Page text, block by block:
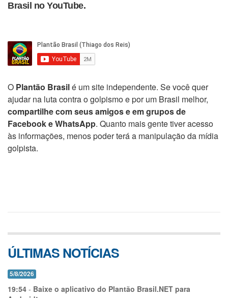
Brasil no YouTube.
O Plantão Brasilé um site independente. Se você quer
ajudar na luta contra o golpismo e por um Brasil melhor,
compartilhe com seus amigos e em grupos de
Facebook e WhatsApp. Quanto mais gente tiver acesso
às informações, menos poder terá a manipulação da mídia
golpista.
ÚLTIMAS NOTÍCIAS
5/8/2026
19:54 - Baixe o aplicativo do Plantão Brasil.NET para